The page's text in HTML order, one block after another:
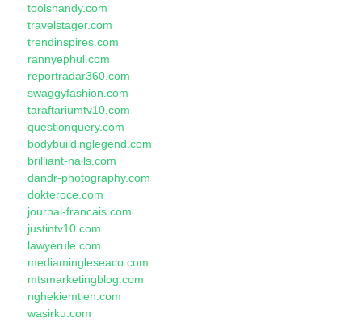
toolshandy.com
travelstager.com
trendinspires.com
rannyephul.com
reportradar360.com
swaggyfashion.com
taraftariumtv10.com
questionquery.com
bodybuildinglegend.com
brilliant-nails.com
dandr-photography.com
dokteroce.com
journal-francais.com
justintv10.com
lawyerule.com
mediamingleseaco.com
mtsmarketingblog.com
nghekiemtien.com
wasirku.com